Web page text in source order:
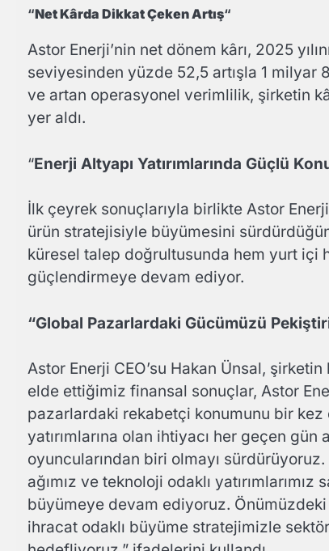
“Net Kârda Dikkat Çeken Artış“
Astor Enerji’nin net dönem kârı, 2025
seviyesinden yüzde 52,5 artışla 1 milyar
ve artan operasyonel verimlilik, şirketin
yer aldı.
“Enerji Altyapı Yatırımlarında Güçlü
İlk çeyrek sonuçlarıyla birlikte Astor
ürün stratejisiyle büyümesini
küresel talep doğrultusunda hem yurt içi
güçlendirmeye devam ediyor.
“Global Pazarlardaki Gücümüzü
Astor Enerji CEO’su Hakan Ünsal,
elde ettiğimiz finansal sonuçlar, Astor
pazarlardaki rekabetçi konumunu bir
yatırımlarına olan ihtiyacı her geçen
oyuncularından biri olmayı
ağımız ve teknoloji odaklı
büyümeye devam ediyoruz.
ihracat odaklı büyüme stratejimizle